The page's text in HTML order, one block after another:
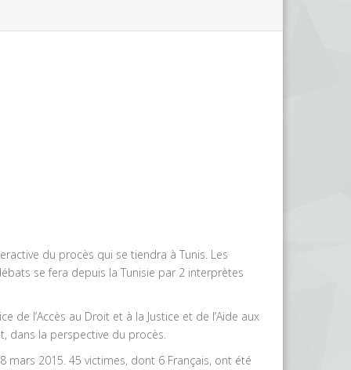
du procès qui se tiendra à Tunis. Les
se fera depuis la Tunisie par 2 interprètes
de l’Accès au Droit et à la Justice et de l’Aide aux
dans la perspective du procès.
2015. 45 victimes, dont 6 Français, ont été